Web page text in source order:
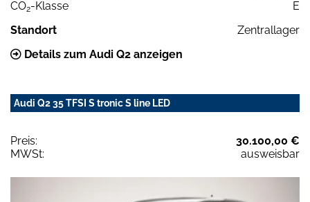
CO2-Klasse
E
Standort
Zentrallager
Details zum Audi Q2 anzeigen
Audi Q2 35 TFSI S tronic S line LED
Preis:
30.100,00 €
MWSt:
ausweisbar